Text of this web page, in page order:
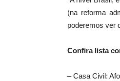
(na reforma
poderemos ver
Confira lista
– Casa Civil: